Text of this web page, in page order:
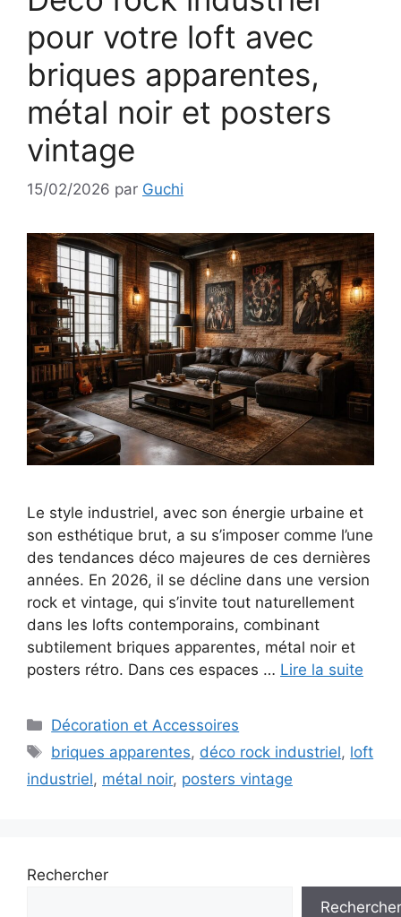
pour votre loft avec
briques apparentes,
métal noir et posters
vintage
15/02/2026 par Guchi
Le style industriel, avec son énergie urbaine et
son esthétique brut, a su s’imposer comme l’une
des tendances déco majeures de ces dernières
années. En 2026, il se décline dans une version
rock et vintage, qui s’invite tout naturellement
dans les lofts contemporains, combinant
subtilement briques apparentes, métal noir et
posters rétro. Dans ces espaces … Lire la suite
Catégories
Décoration et Accessoires
Étiquettes
briques apparentes, déco rock industriel, loft
industriel, métal noir, posters vintage
Rechercher
Rechercher